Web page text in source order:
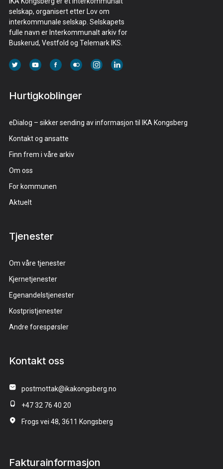
selskap, organisert etter Lov om
interkommunale selskap. Selskapets
fulle navn er Interkommunalt arkiv for
Buskerud, Vestfold og Telemark IKS.
Hurtigkoblinger
eDialog – sikker sending av informasjon til IKA Kongsberg
Kontakt og ansatte
Finn frem i våre arkiv
Om oss
For kommunen
Aktuelt
Tjenester
Om våre tjenester
Kjernetjenester
Egenandelstjenester
Kostpristjenester
Andre forespørsler
Kontakt oss
postmottak@ikakongsberg.no
+47 32 76 40 20
Frogs vei 48, 3611 Kongsberg
Fakturainformasjon